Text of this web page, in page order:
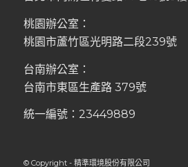
桃園辦公室：
桃園市蘆竹區光明路二段239號
台南辦公室：
台南市東區生產路 379號
統一編號：23449889
© Copyright - 精準環境股份有限公司